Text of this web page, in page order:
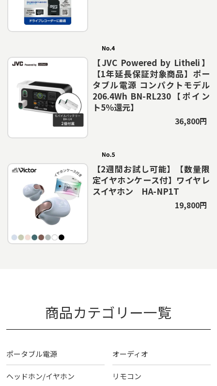
【JVC Powered by Litheli】
【1年延長保証対象商品】ポー
タブル電源 コンパクトモデル
206.4Wh BN-RL230【ポイン
ト5％還元】
36,800円
【2週間お試し可能】【数量限
定イヤホンケース付】ワイヤレ
スイヤホン HA-NP1T
19,800円
商品カテゴリー一覧
ポータブル電源 オーディオ
ヘッドホン/イヤホン リモコン